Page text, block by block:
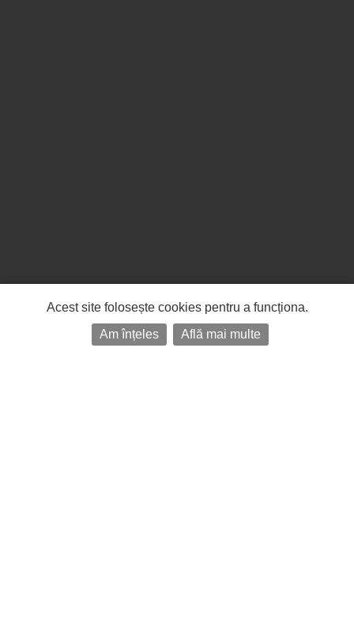
Acest site folosește cookies pentru a funcționa.
Am înțeles
Află mai multe